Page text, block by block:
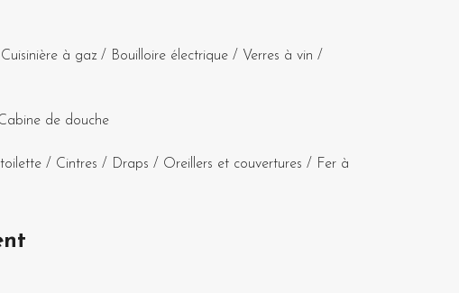
Cuisinière à gaz / Bouilloire électrique / Verres à vin /
de douche
/ Cintres / Draps / Oreillers et couvertures / Fer à